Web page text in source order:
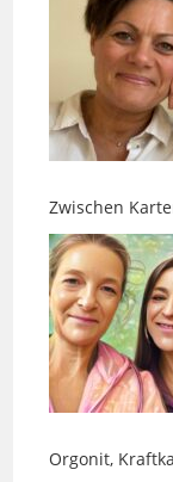
Zwischen
Orgonit,